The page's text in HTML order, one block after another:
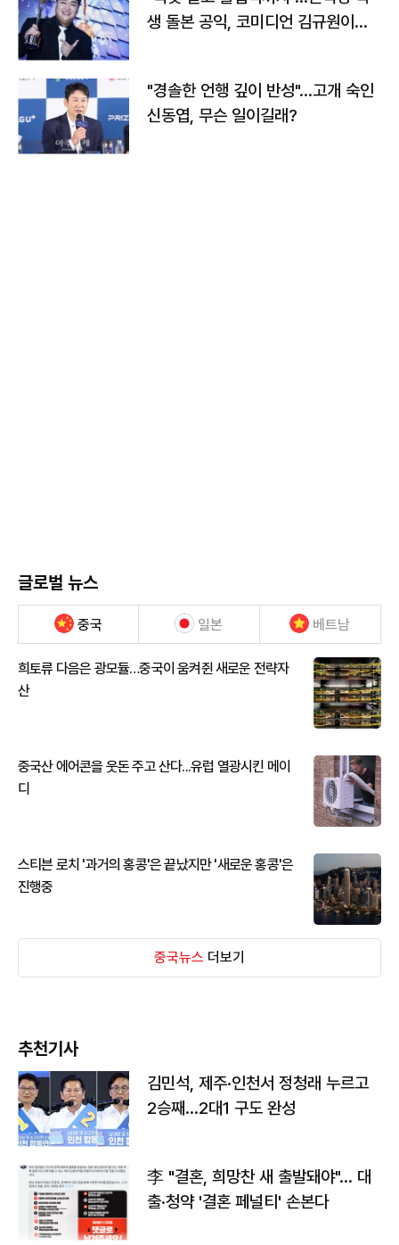
생 돌본 공익, 코미디언 김규원이었
"경솔한 언행 깊이 반성"…고개 숙인
신동엽, 무슨 일이길래?
글로벌 뉴스
중국 일본 베트남
희토류 다음은 광모듈…중국이 움켜쥔 새로운 전략자
산
중국산 에어콘을 웃돈 주고 산다...유럽 열광시킨 메이
디
스티븐 로치 '과거의 홍콩'은 끝났지만 '새로운 홍콩'은
진행중
중국뉴스 더보기
추천기사
김민석, 제주·인천서 정청래 누르고
2승째…2대1 구도 완성
李 "결혼, 희망찬 새 출발돼야"… 대
출·청약 '결혼 페널티' 손본다